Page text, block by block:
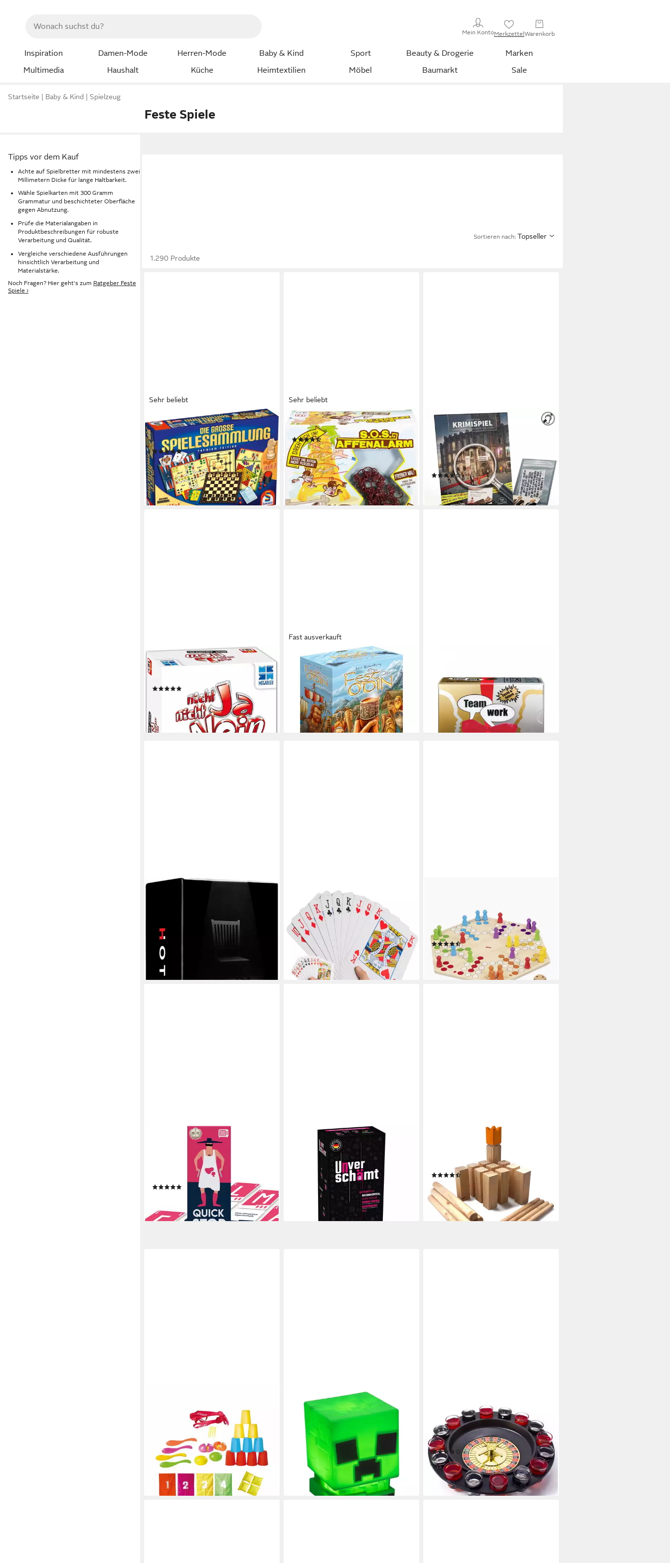
Mein KontoMerkzettelWarenkorb
Inspiration Damen-Mode Herren-Mode Baby & Kind Sport Beauty & Drogerie
Marken
Multimedia
Haushalt Küche Heimtextilien Möbel Baumarkt Sale
Startseite Baby & Kind Spielzeug
Feste Spiele
Tipps vor dem Kauf
Achte auf Spielbretter mit mindestens zwei
Millimetern Dicke für lange Haltbarkeit.
Wähle Spielkarten mit 300 Gramm
Grammatur und beschichteter Oberfläche
gegen Abnutzung.
Prüfe die Materialangaben in
Produktbeschreibungen für robuste
Verarbeitung und Qualität.
Vergleiche verschiedene Ausführungen
hinsichtlich Verarbeitung und
Materialstärke.
Noch Fragen? Hier geht's zum Ratgeber Feste
Spiele ›
Sortieren nach: Topseller
1.290 Produkte
Sehr beliebt
SCHMIDT SPIELE
Spielesammlung Die große
Spielesammlung
(135)
ab 30,22 € UVP44,99 €
-33%
lieferbar in 2 Wochen
Sehr beliebt
MATTEL GAMES
Spiel S.O.S Affenalarm
(241)
ab 14,99 € UVP25,99 €
-42%
lieferbar - in 1-2 Werktagen bei dir
MAGNIFICUM
Spiel Detektivspiel / Krimispiel für
Erwachsene, Die Firmenfeier - Das
letzte Fest des Oliver Borgmann,
Made in Germany
(3)
ab 24,90 €
lieferbar - in 3-4 Werktagen bei dir
MEGABLEU
Spiel Nicht Ja Nicht Nein 18+,
ab 19,99 € UVP22,99 €
lieferbar - in 3-4 Werktagen bei dir
Fast ausverkauft
PEGASUS
Spiel Pegasus Ein Fest für Odin,
Brettspiel
ab 67,29 €
UVP79,90 €
-16%
lieferbar - in 3-4 Werktagen bei dir
10,43 €
lieferbar - in 2-3 Werktagen bei dir
lieferbar - in 6-8 Werktagen bei dir
Spiel Jumbo Pokerkarten XXL –
Riesige Spielkarten für Spiele, Party
& Spaß, XXL Pokerkarten, Riesige
Poker Spielkarten
13,95 € UVP
-42%
lieferbar - in 2-3 Werktagen bei dir
Spieler, beidseitig bedruckt,
gesellschaftsspiel,strategiespiel,würfelspiel,kinderspiel,
Klassischer Spielspaß für die ganze
Familie
(3)
23,95 €
lieferbar - in 2-3 Werktagen bei dir
ATM GAMING
Spiel QuickStop - Das Buchstaben-
Duell - Familien-Edition, Partyspiel,
Kartenspiel, Reisespiel,
Gesellschaftsspiel
lieferbar - in 4-5 Werktagen bei dir
ATM GAMING
Spiel Unverschämt - Das Partyspiel
ab 29,97 €
lieferbar - in 3-4 Werktagen bei dir
Spiel Wurfspiel Kubb in
verschiedenen Größen, Familienspiel,
Wikinger Spiel - Wurfspiel mit Teams
(4)
21,99 €
lieferbar - in 4-5 Werktagen bei dir
Gartenspiele Bewegungsspiel
lieferbar - in 4-5 Werktagen bei dir
Dekolicht Squishy Glo Silikon Lampe
Creeper aus Minecraft, LED fest
integriert, 3 Helligkeitsstufen, 3
Stunden Nachtlicht Modus
ab 31,99 €
lieferbar - in 2-3 Werktagen bei dir
Spiel GOODS+GADGETS Roulette
Trinkspiel–Lustiges Partyspiel &
Saufspiel Set, Roulette Trinkspiel,
Casino Spiel für trinkfreudige
(5)
12,95 € UVP25,95 €
-50%
lieferbar - in 2-3 Werktagen bei dir